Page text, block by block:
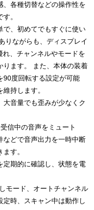
、各種切替などの操作性を
。
で、初めてでもすぐに使い
りながらも、ディスプレイ
、チャンネルやモードを
ります。 また、本体の装着
90度回転する設定が可能
持します。
音量でも歪みが少なくク
信中の音声をミュート
などで音声出力を一時中断
す。
定期的に確認し、状態を電
モード、オートチャンネル
時、スキャン中は動作し